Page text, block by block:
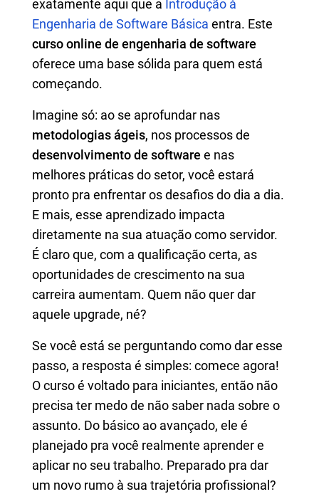
exatamente aqui que a Introdução à
Engenharia de Software Básica entra. Este
curso online de engenharia de software
oferece uma base sólida para quem está
começando.
Imagine só: ao se aprofundar nas
metodologias ágeis, nos processos de
desenvolvimento de software e nas
melhores práticas do setor, você estará
pronto pra enfrentar os desafios do dia a dia.
E mais, esse aprendizado impacta
diretamente na sua atuação como servidor.
É claro que, com a qualificação certa, as
oportunidades de crescimento na sua
carreira aumentam. Quem não quer dar
aquele upgrade, né?
Se você está se perguntando como dar esse
passo, a resposta é simples: comece agora!
O curso é voltado para iniciantes, então não
precisa ter medo de não saber nada sobre o
assunto. Do básico ao avançado, ele é
planejado pra você realmente aprender e
aplicar no seu trabalho. Preparado pra dar
um novo rumo à sua trajetória profissional?